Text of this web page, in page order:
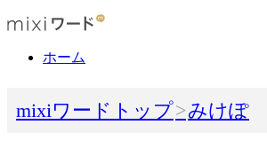
ホーム
mixiワードトップ みけぽ